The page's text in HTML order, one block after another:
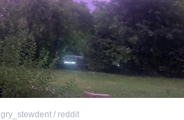
/ reddit